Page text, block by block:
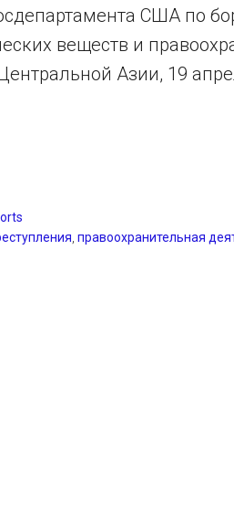
США по
веществ и
Азии, 19
правоохранительная